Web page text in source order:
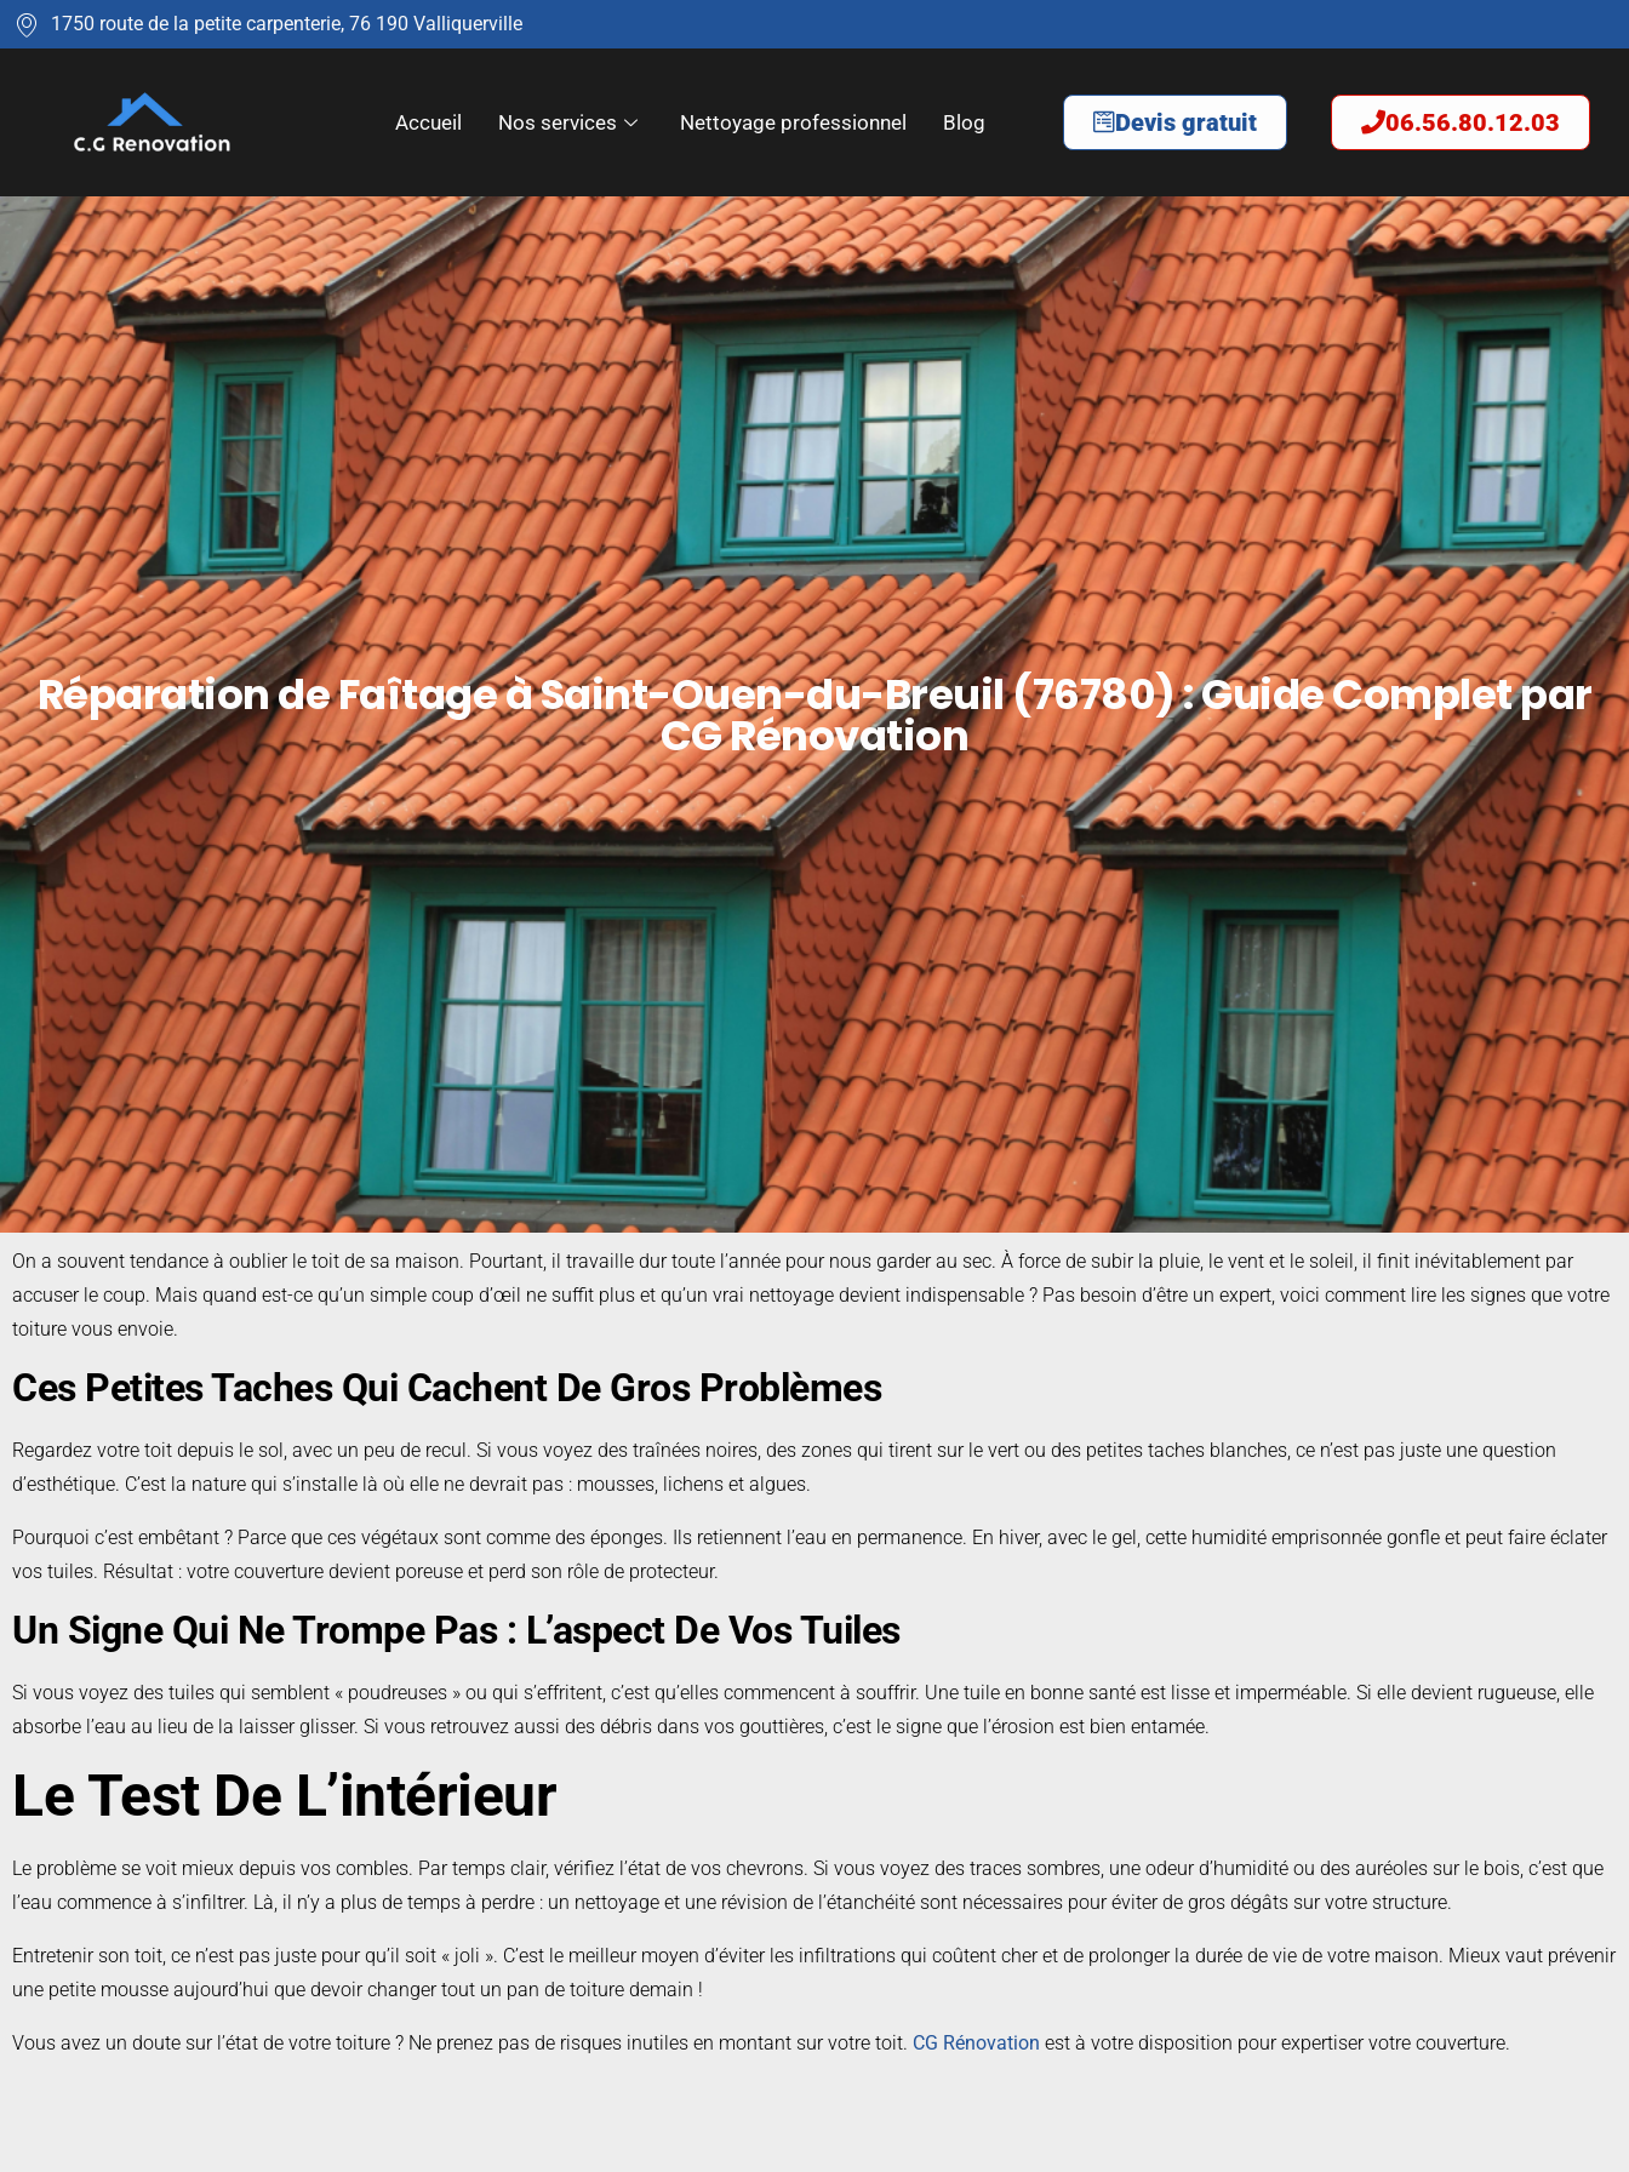
1750 route de la petite carpenterie, 76 190 Valliquerville
Accueil Nos services Nettoyage professionnel Blog Devis gratuit 06.56.80.12.03
Réparation de Faîtage à Saint-Ouen-du-Breuil (76780) : Guide Complet par
CG Rénovation
On a souvent tendance à oublier le toit de sa maison. Pourtant, il travaille dur toute l’année pour nous garder au sec. À force de subir la pluie, le vent et le soleil, il finit inévitablement par
accuser le coup. Mais quand est-ce qu’un simple coup d’œil ne suffit plus et qu’un vrai nettoyage devient indispensable ? Pas besoin d’être un expert, voici comment lire les signes que votre
toiture vous envoie.
Ces Petites Taches Qui Cachent De Gros Problèmes
Regardez votre toit depuis le sol, avec un peu de recul. Si vous voyez des traînées noires, des zones qui tirent sur le vert ou des petites taches blanches, ce n’est pas juste une question
d’esthétique. C’est la nature qui s’installe là où elle ne devrait pas : mousses, lichens et algues.
Pourquoi c’est embêtant ? Parce que ces végétaux sont comme des éponges. Ils retiennent l’eau en permanence. En hiver, avec le gel, cette humidité emprisonnée gonfle et peut faire éclater
vos tuiles. Résultat : votre couverture devient poreuse et perd son rôle de protecteur.
Un Signe Qui Ne Trompe Pas : L’aspect De Vos Tuiles
Si vous voyez des tuiles qui semblent « poudreuses » ou qui s’effritent, c’est qu’elles commencent à souffrir. Une tuile en bonne santé est lisse et imperméable. Si elle devient rugueuse, elle
absorbe l’eau au lieu de la laisser glisser. Si vous retrouvez aussi des débris dans vos gouttières, c’est le signe que l’érosion est bien entamée.
Le Test De L’intérieur
Le problème se voit mieux depuis vos combles. Par temps clair, vérifiez l’état de vos chevrons. Si vous voyez des traces sombres, une odeur d’humidité ou des auréoles sur le bois, c’est que
l’eau commence à s’infiltrer. Là, il n’y a plus de temps à perdre : un nettoyage et une révision de l’étanchéité sont nécessaires pour éviter de gros dégâts sur votre structure.
Entretenir son toit, ce n’est pas juste pour qu’il soit « joli ». C’est le meilleur moyen d’éviter les infiltrations qui coûtent cher et de prolonger la durée de vie de votre maison. Mieux vaut prévenir
une petite mousse aujourd’hui que devoir changer tout un pan de toiture demain !
Vous avez un doute sur l’état de votre toiture ? Ne prenez pas de risques inutiles en montant sur votre toit. CG Rénovation est à votre disposition pour expertiser votre couverture.